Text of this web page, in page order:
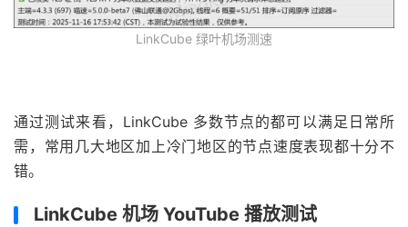
LinkCube 绿叶机场测速
通过测试来看，LinkCube 多数节点的都可以满足日常所
需，常用几大地区加上冷门地区的节点速度表现都十分不
错。
LinkCube 机场 YouTube 播放测试